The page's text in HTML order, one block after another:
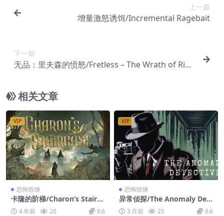
上一篇
增量激怒诱饵/Incremental Ragebait
下一篇
无品：里夫森的愤怒/Fretless – The Wrath of Riffs
相关文章
VIP
恐怖惊悚
卡隆的阶梯/Charon’s Stairca
se 4 年前 20 6.6
VIP
恐怖惊悚
异常侦探/The Anomaly Det
ective
3 月前 25 6.6